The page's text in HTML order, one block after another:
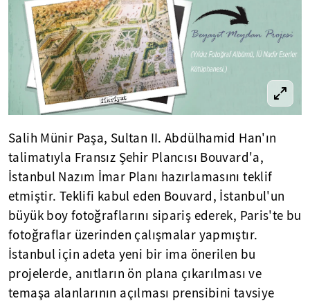
Salih Münir Paşa, Sultan II. Abdülhamid Han'ın
talimatıyla Fransız Şehir Plancısı Bouvard'a,
İstanbul Nazım İmar Planı hazırlamasını teklif
etmiştir. Teklifi kabul eden Bouvard, İstanbul'un
büyük boy fotoğraflarını sipariş ederek, Paris'te bu
fotoğraflar üzerinden çalışmalar yapmıştır.
İstanbul için adeta yeni bir ima önerilen bu
projelerde, anıtların ön plana çıkarılması ve
temaşa alanlarının açılması prensibini tavsiye